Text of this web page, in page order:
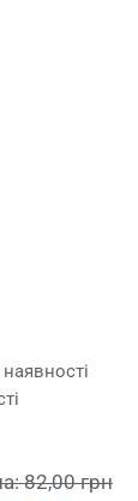
82,00 грн